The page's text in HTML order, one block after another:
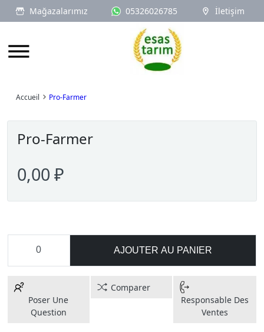
Mağazalarımız 05326026785 İletişim
Logo
Accueil Pro-Farmer
Pro-Farmer
0,00 ₽
AJOUTER AU PANIER
Poser Une
Question
Comparer
Responsable Des
Ventes